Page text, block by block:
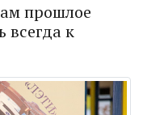
прошлое
всегда к